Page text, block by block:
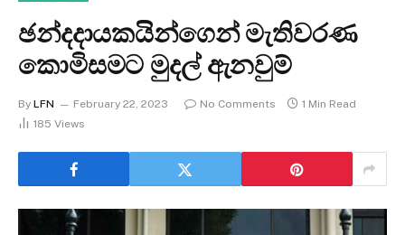
ඡන්දදායකයින්ගෙන් මැතිවරණ
කොමිසමට මුදල් ඇනවුම්
By LFN February 22, 2023 No Comments
1 Min Read
185 Views